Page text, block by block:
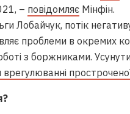
– повідомляє Мінфін.
Лобайчук, потік
проблеми в окремих
з боржниками.